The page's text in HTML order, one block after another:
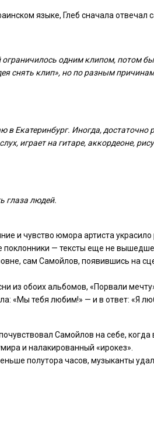
языке, Глеб сначала отвечал
одним клипом, потом
снять клип», но по разным
Екатеринбург. Иногда, достаточно
играет на гитаре, аккордеоне,
глаза людей.
и чувство юмора артиста
поклонники — тексты еще не
сам Самойлов, появившись на
из обоих альбомов, «Порвали
«Мы тебя любим!» — и в ответ: «Я
Самойлов на себе,
и налакированный «ирокез».
полутора часов, музыканты